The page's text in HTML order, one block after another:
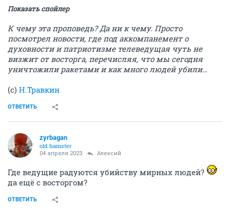
Показать спойлер
К чему эта проповедь? Да ни к чему. Просто
посмотрел новости, где под аккомпанемент о
духовности и патриотизме телеведущая чуть не
визжит от восторга, перечисляя, что мы сегодня
уничтожили ракетами и как много людей убили…
(с) Н.Травкин
ОТВЕТИТЬ
zyrbagan
old hamster
04 апреля 2023 Алексий
Где ведущие радуются убийству мирных людей?
да ещё с восторгом?
ОТВЕТИТЬ